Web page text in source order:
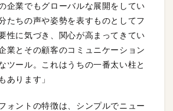
企業でもグローバルな展開をしてい
たちの声や姿勢を表すものとしてフ
性に気づき、関心が高まってきてい
業とその顧客のコミュニケーション
ツール。これはうちの一番太い柱と
あります」
ォントの特徴は、シンプルでニュー